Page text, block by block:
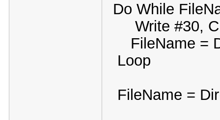
Do While
Write #30,
FileName =
Loop
FileName =